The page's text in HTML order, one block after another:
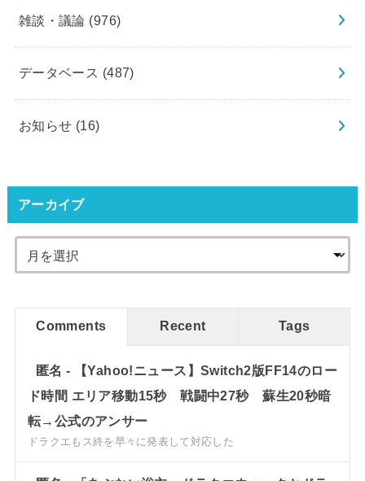
雑談・議論 (976)
データベース (487)
お知らせ (16)
アーカイブ
Comments Recent Tags
匿名-
【Yahoo!ニュース】Switch2版FF14のロー
ド時間 エリア移動15秒 戦闘中27秒 蘇生20秒暗
転→公式のアンサー
ドラクエもス終を早々に発表して対応した